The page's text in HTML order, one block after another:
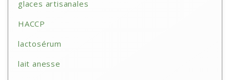
glaces artisanales
HACCP
lactosérum
lait anesse